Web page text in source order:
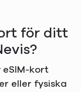
för ditt
eSIM-kort
eller fysiska